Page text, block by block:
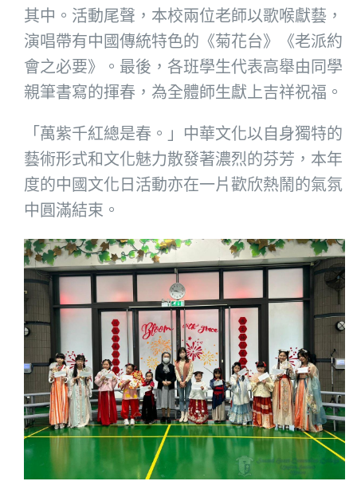
其中。活動尾聲，本校兩位老師以歌喉獻藝，
演唱帶有中國傳統特色的《菊花台》《老派約
會之必要》。最後，各班學生代表高舉由同學
親筆書寫的揮春，為全體師生獻上吉祥祝福。
「萬紫千紅總是春。」中華文化以自身獨特的
藝術形式和文化魅力散發著濃烈的芬芳，本年
度的中國文化日活動亦在一片歡欣熱鬧的氣氛
中圓滿結束。